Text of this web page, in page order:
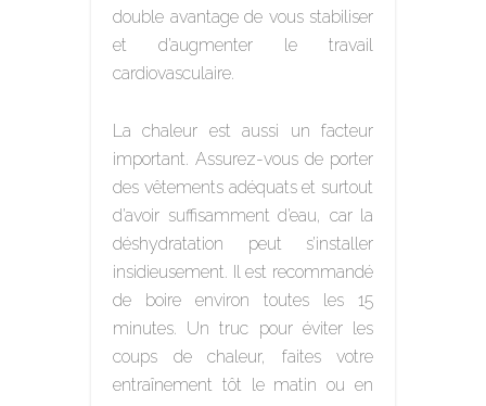
double avantage de vous stabiliser
et d’augmenter le travail
cardiovasculaire.
La chaleur est aussi un facteur
important. Assurez-vous de porter
des vêtements adéquats et surtout
d’avoir suffisamment d’eau, car la
déshydratation peut s’installer
insidieusement. Il est recommandé
de boire environ toutes les 15
minutes. Un truc pour éviter les
coups de chaleur, faites votre
entraînement tôt le matin ou en